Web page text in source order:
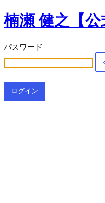
楠瀬 健之【公
パスワード